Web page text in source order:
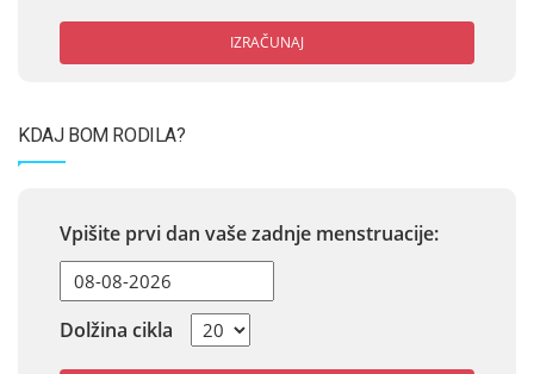
IZRAČUNAJ
KDAJ BOM RODILA?
Vpišite prvi dan vaše zadnje menstruacije:
Dolžina cikla